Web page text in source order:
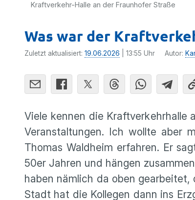
Kraftverkehr-Halle an der Fraunhofer Straße
Was war der
Zuletzt aktualisiert: 19.06.2026 | 13:55 Uhr Autor:
Viele kennen die Kraftverkehrhalle
Veranstaltungen. Ich wollte aber
Thomas Waldheim erfahren. Er
50er Jahren und hängen
haben nämlich da oben
Stadt hat die Kollegen dann ins